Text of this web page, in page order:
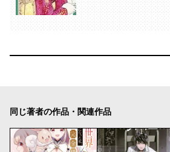
同じ著者の作品・関連作品